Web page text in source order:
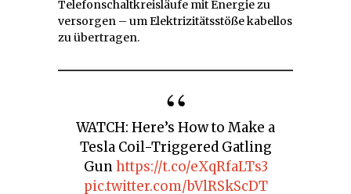
Telefonschaltkreisläufe mit Energie zu
versorgen – um Elektrizitätsstöße kabellos
zu übertragen.
WATCH: Here’s How to Make a
Tesla Coil-Triggered Gatling
Gunhttps://t.co/eXqRfaLTs3
pic.twitter.com/bVlRSkScDT